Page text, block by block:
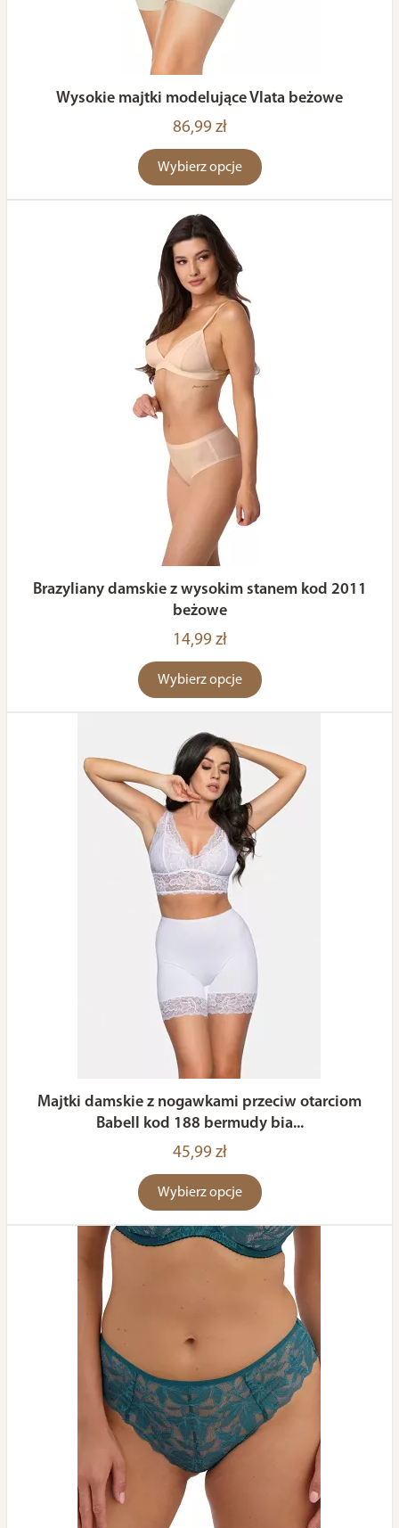
Wysokie majtki modelujące Vlata beżowe
86,99 zł
Wybierz opcje
Brazyliany damskie z wysokim stanem kod 2011
beżowe
14,99 zł
Wybierz opcje
Majtki damskie z nogawkami przeciw otarciom
Babell kod 188 bermudy bia...
45,99 zł
Wybierz opcje